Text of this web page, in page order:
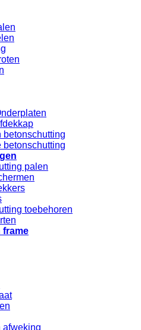
betonschutting
betonschutting
palen
toebehoren
frame
afweking